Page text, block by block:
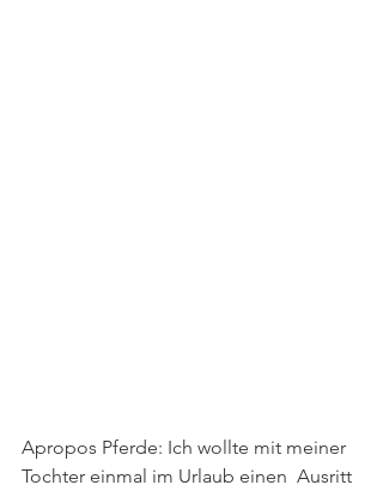
Apropos Pferde: Ich wollte mit meiner
Tochter einmal im Urlaub einen  Ausritt